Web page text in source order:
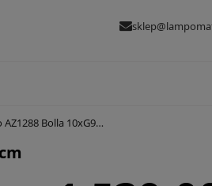
Bolla 10xG9 58cm